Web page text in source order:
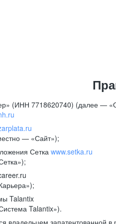
(ИНН 7718620740) (далее —
— «Сайт»);
Сетка www.setka.ru
Talantix
Talantix»).
владельцем запатентованной